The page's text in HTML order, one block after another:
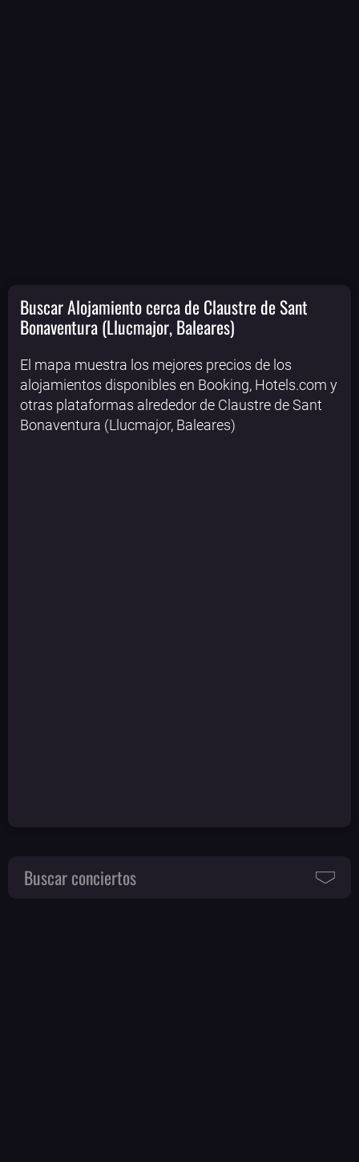
Buscar Alojamiento cerca de Claustre de Sant
Bonaventura (Llucmajor, Baleares)
El mapa muestra los mejores precios de los
alojamientos disponibles en Booking, Hotels.com y
otras plataformas alrededor de Claustre de Sant
Bonaventura (Llucmajor, Baleares)
Buscar conciertos